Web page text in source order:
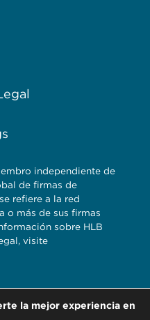
independiente de
de firmas de
refiere a la red
o más de sus firmas
sobre HLB
visite
piso Reserva
la mejor experiencia en